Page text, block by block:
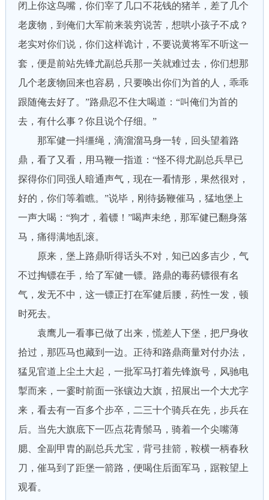
闭上你这鸟嘴，你们宰了几口不花钱的猪羊，差了几个
老废物，到俺们大军前来装穷说苦，想哄小孩子不成？
老实对你们说，你们这样诡计，不要说黄将军不听这一
套，便是前站先锋尤副总兵那一关就难过去，你们想那
几个老废物回来也容易，只要唤出你们为首的人，乖乖
跟随俺去好了。”路鼎忍不住大喝道：“叫俺们为首的
去，有什么事？你且说个仔细。”
那军健一抖缰绳，滴溜溜马身一转，回头望着路
鼎，看了又看，用马鞭一指道：“怪不得尤副总兵早已
探得你们同强人暗通声气，现在一看情形，果然很对，
好的，你们等着瞧。”说毕，刚待扬鞭催马，猛地堡上
一声大喝：“狗才，着镖！”喝声未绝，那军健已翻身落
马，痛得满地乱滚。
原来，堡上路鼎听得话头不对，知已凶多吉少，气
不过掏镖在手，给了军健一镖。路鼎的毒药镖很有名
气，发无不中，这一镖正打在军健后腰，药性一发，顿
时死去。
袁鹰儿一看事已做了出来，慌差人下堡，把尸身收
拾过，那匹马也藏到一边。正待和路鼎商量对付办法，
猛见官道上尘土大起，一批军马打着先锋旗号，风驰电
掣而来，一霎时前面一张镶边大旗，招展出一个大尤字
来，看去有一百多个步卒，二三十个骑兵在先，步兵在
后。当先大旗底下一匹点花青鬃马，骑着一个尖嘴薄
腮、全副甲胄的副总兵尤宝，背弓挂箭，鞍横一柄春秋
刀，催马到了距堡一箭路，便喝住后面军马，踞鞍望上
观看。